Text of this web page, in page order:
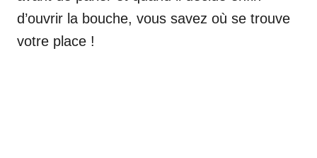
d’ouvrir la bouche, vous savez où se trouve
votre place !